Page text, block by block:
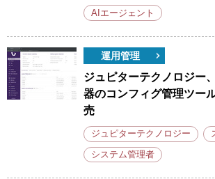
AIエージェント
運用管理
ジュピターテクノロジー
器のコンフィグ管理ツー
売
ジュピターテクノロジー
システム管理者